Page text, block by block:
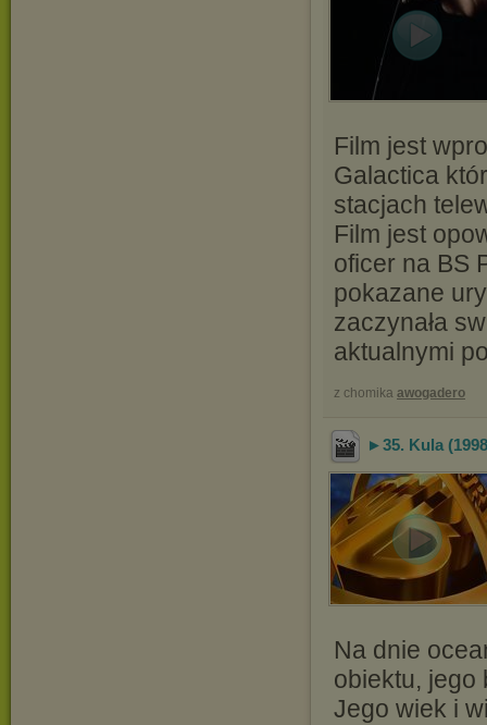
Film jest
Galactica
stacjach
Film jest
oficer na BS
pokazane
zaczynała
aktualnymi
z chomika awogadero
►35. Kula
Na dnie
obiektu, jego
Jego wiek i